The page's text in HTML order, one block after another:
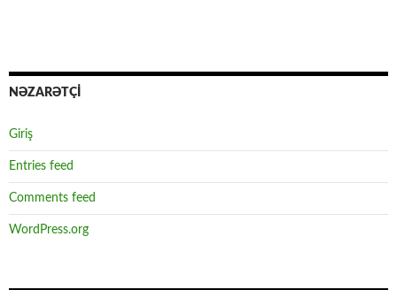
NƏZARƏTÇİ
Giriş
Entries feed
Comments feed
WordPress.org